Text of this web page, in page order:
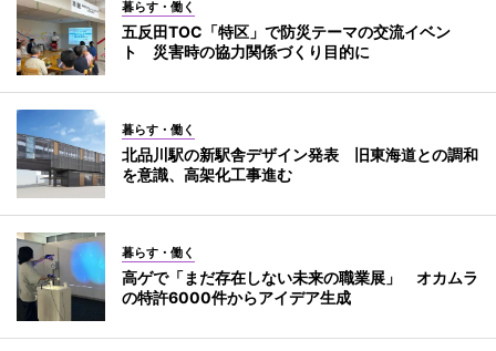
暮らす・働く
五反田TOC「特区」で防災テーマの交流イベン
ト 災害時の協力関係づくり目的に
暮らす・働く
北品川駅の新駅舎デザイン発表 旧東海道との調和
を意識、高架化工事進む
暮らす・働く
高ゲで「まだ存在しない未来の職業展」 オカムラ
の特許6000件からアイデア生成